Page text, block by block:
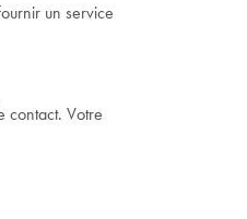
un service
contact. Votre